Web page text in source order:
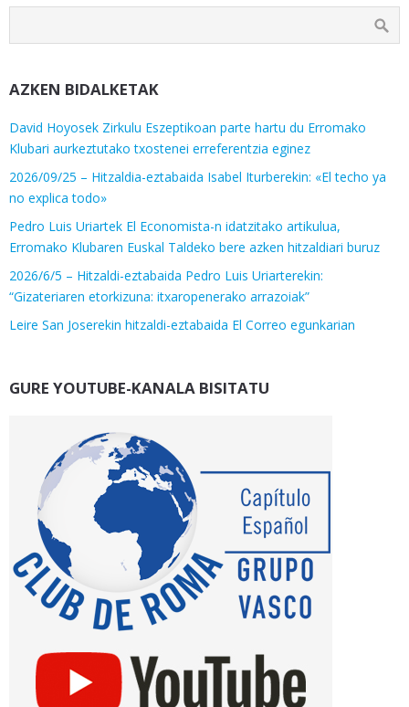
AZKEN BIDALKETAK
David Hoyosek Zirkulu Eszeptikoan parte hartu du Erromako
Klubari aurkeztutako txostenei erreferentzia eginez
2026/09/25 – Hitzaldia-eztabaida Isabel Iturberekin: «El techo ya
no explica todo»
Pedro Luis Uriartek El Economista-n idatzitako artikulua,
Erromako Klubaren Euskal Taldeko bere azken hitzaldiari buruz
2026/6/5 – Hitzaldi-eztabaida Pedro Luis Uriarterekin:
“Gizateriaren etorkizuna: itxaropenerako arrazoiak”
Leire San Joserekin hitzaldi-eztabaida El Correo egunkarian
GURE YOUTUBE-KANALA BISITATU